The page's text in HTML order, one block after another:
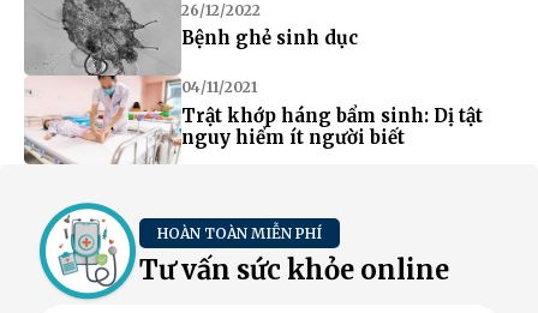
26/12/2022
Bệnh ghẻ sinh dục
04/11/2021
Trật khớp háng bẩm sinh: Dị tật
nguy hiểm ít người biết
HOÀN TOÀN MIỄN PHÍ
Tư vấn sức khỏe online